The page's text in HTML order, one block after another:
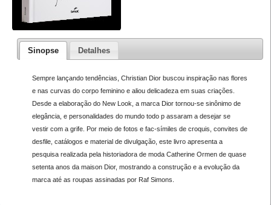
Sinopse Detalhes
Sempre lançando tendências, Christian Dior buscou inspiração nas flores
e nas curvas do corpo feminino e aliou delicadeza em suas criações.
Desde a elaboração do New Look, a marca Dior tornou-se sinônimo de
elegância, e personalidades do mundo todo p assaram a desejar se
vestir com a grife. Por meio de fotos e fac-símiles de croquis, convites de
desfile, catálogos e material de divulgação, este livro apresenta a
pesquisa realizada pela historiadora de moda Catherine Ormen de quase
setenta anos da maison Dior, mostrando a construção e a evolução da
marca até as roupas assinadas por Raf Simons.